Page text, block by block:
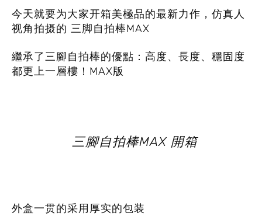
今天就要为大家开箱美極品的最新力作，仿真人
视角拍摄的 三脚自拍棒MAX
繼承了三腳自拍棒的優點：高度、長度、穩固度
都更上一層樓！MAX版
三腳自拍棒MAX 開箱
外盒一贯的采用厚实的包装